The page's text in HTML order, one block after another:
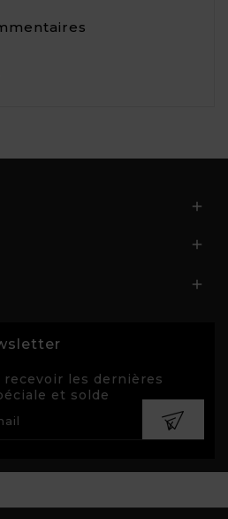



les dernières
et solde